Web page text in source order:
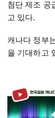
첨단 제조 공
고 있다.
캐나다 정부
을 기대하고